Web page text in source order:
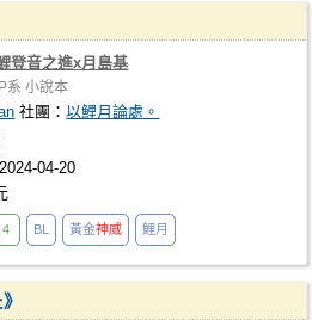
登音之進x月島基
系 小說本
社團：以鯉月論處。
04-20
4 BL 黃金神威 鯉月